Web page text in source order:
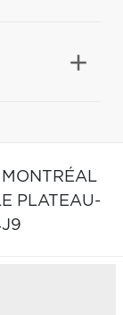
MONTRÉAL
PLATEAU-